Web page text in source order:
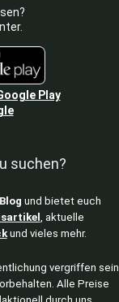
Play
suchen?
und bietet euch
, aktuelle
und vieles mehr.
vergriffen sein.
Alle Preise